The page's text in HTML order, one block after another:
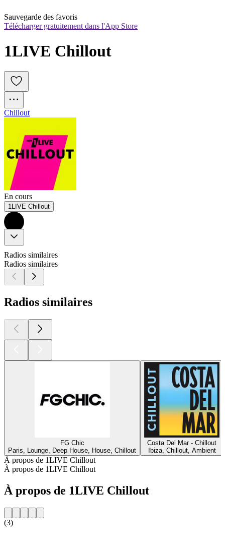
Sauvegarde des favoris
Télécharger gratuitement dans l'App Store
1LIVE Chillout
Chillout
En cours
1LIVE Chillout
Radios similaires
Radios similaires
Radios similaires
FG Chic
Paris, Lounge, Deep House, House, Chillout
Costa Del Mar - Chillout
Ibiza, Chillout, Ambient
À propos de 1LIVE Chillout
À propos de 1LIVE Chillout
À propos de 1LIVE Chillout
(3)